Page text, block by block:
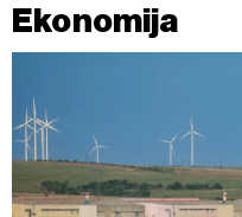
Ekonomija